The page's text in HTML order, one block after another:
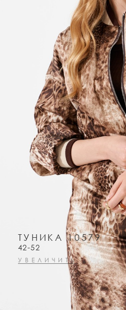
ТУНИКА 10579
42-52
УВЕЛИЧИТЬ